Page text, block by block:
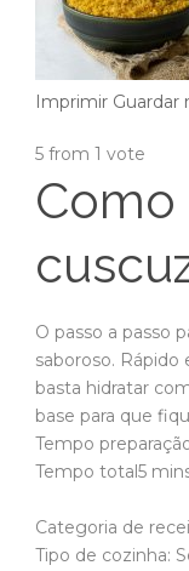
Imprimir Guardar
5 from 1 vote
Como
O passo a passo
saboroso. Rápido
basta hidratar
base para que
Tempo
Tempo total 5
Categoria de
Tipo de cozinha: